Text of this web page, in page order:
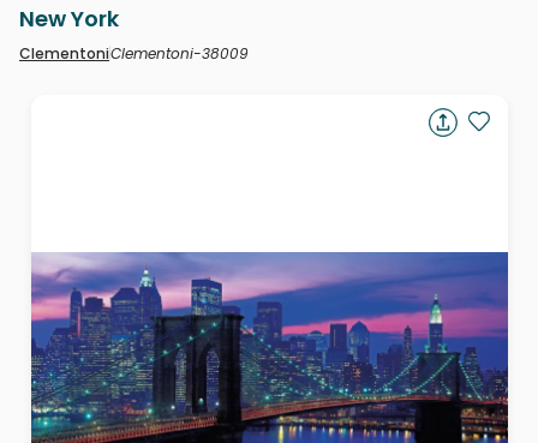
New York
ClementoniClementoni-38009